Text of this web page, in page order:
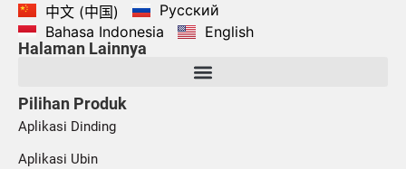
中文 (中国)
Русский
Bahasa Indonesia
English
Halaman Lainnya
Pilihan Produk
Aplikasi Dinding
Aplikasi Ubin